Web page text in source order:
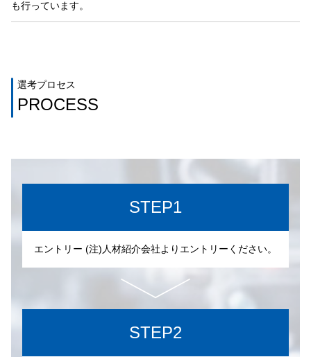
も行っています。
選考プロセス
PROCESS
STEP1
エントリー (注)人材紹介会社よりエントリーください。
STEP2